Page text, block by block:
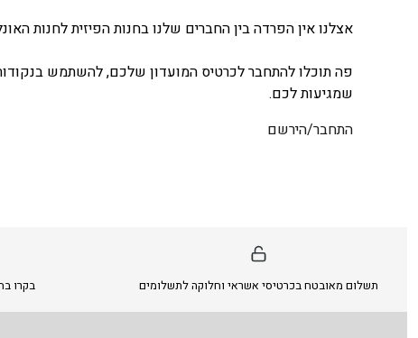
אצלנו אין הפרדה בין החברים שלנו בחנות הפיזית לחנות
פה תוכלו להתחבר לכרטיס המועדון שלכם, להשתמש
שמגיעות לכם.
התחבר/הירשם
תשלום מאובטח בכרטיסי אשראי וחלוקה לתשלומים בקרו